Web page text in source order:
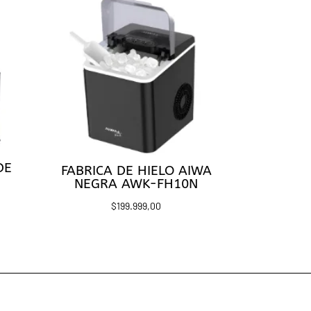
FABRICA DE HIELO AIWA
NEGRA AWK-FH10N
$199.999,00